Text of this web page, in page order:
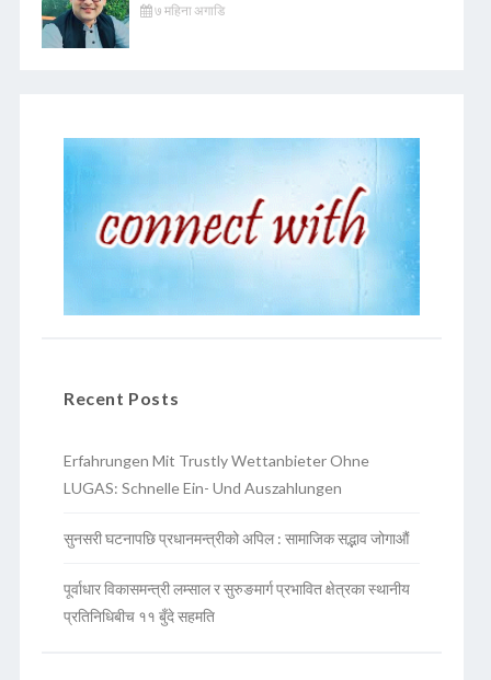
७ महिना अगाडि
Recent Posts
Erfahrungen Mit Trustly Wettanbieter Ohne
LUGAS: Schnelle Ein- Und Auszahlungen
सुनसरी घटनापछि प्रधानमन्त्रीको अपिल : सामाजिक सद्भाव जोगाऔं
पूर्वाधार विकासमन्त्री लम्साल र सुरुङमार्ग प्रभावित क्षेत्रका स्थानीय
प्रतिनिधिबीच ११ बुँदे सहमति